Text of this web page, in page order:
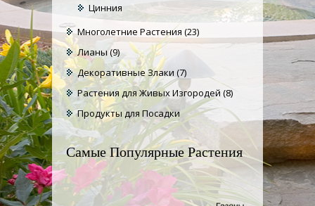
Цинния
Многолетние Растения (23)
Лианы(9)
Декоративные Злаки (7)
Растения для Живых Изгородей (8)
Продукты для Посадки
Самые Популярные Растения